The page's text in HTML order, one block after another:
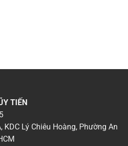
TIẾN
KDC Lý Chiêu Hoàng, Phường An